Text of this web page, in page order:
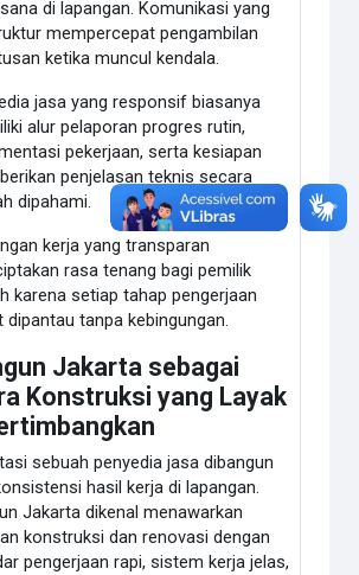
di lapangan. Komunikasi yang
mempercepat pengambilan
ketika muncul kendala.
jasa yang responsif biasanya
alur pelaporan progres rutin,
pekerjaan, serta kesiapan
penjelasan teknis secara
dipahami.
kerja yang transparan
rasa tenang bagi pemilik
karena setiap tahap pengerjaan
dipantau tanpa kebingungan.
Jakarta sebagai
Konstruksi yang Layak
sebuah penyedia jasa dibangun
hasil kerja di lapangan.
Jakarta dikenal menawarkan
konstruksi dan renovasi dengan
pengerjaan rapi, sistem kerja jelas,